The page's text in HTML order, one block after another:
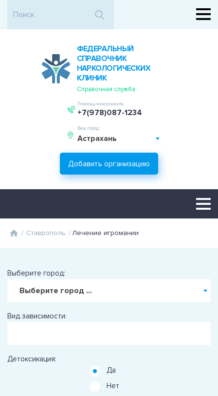
ФЕДЕРАЛЬНЫЙ
СПРАВОЧНИК
НАРКОЛОГИЧЕСКИХ
КЛИНИК
Справочная служба
Помощь консультанта
+7(978)087-1234
Ваш город:
Астрахань
Добавить организацию
/ Ставрополь /Лечение игромании
Выберите город:
Выберите город ...
Вид зависимости:
Детоксикация:
Да
Нет